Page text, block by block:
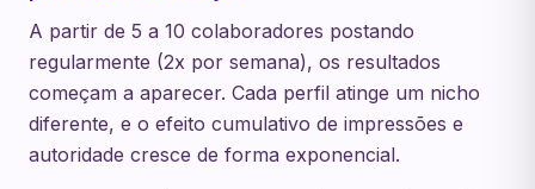
A partir de 5 a 10 colaboradores postando
regularmente (2x por semana), os resultados
começam a aparecer. Cada perfil atinge um nicho
diferente, e o efeito cumulativo de impressões e
autoridade cresce de forma exponencial.